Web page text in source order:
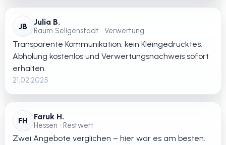
JB Julia B.
Raum Seligenstadt • Verwertung
Transparente Kommunikation, kein Kleingedrucktes.
Abholung kostenlos und Verwertungsnachweis sofort
erhalten.
21.02.2025
FH Faruk H.
Hessen • Restwert
Zwei Angebote verglichen – hier war es am besten.